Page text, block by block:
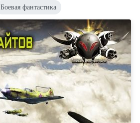
Боевая фантастика